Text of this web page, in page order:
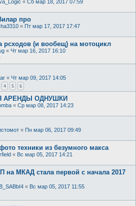
« Сб мар 18, 2017 07:59
про
« Пт мар 17, 2017 17:47
рсходов (и вообещ) на мотоцикл
« Чт мар 16, 2017 16:10
« Чт мар 09, 2017 14:05
4 5 6
АРЕНДЫ ОДНУШКИ
« Ср мар 08, 2017 14:23
« Пн мар 06, 2017 09:49
техники из безумного макса
« Вс мар 05, 2017 14:21
на МКАД стала первой с начала 2017
« Вс мар 05, 2017 11:55